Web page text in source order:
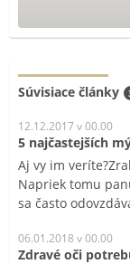
Súvisiace články
12.12.2017 v 00.00
5 najčastejších
Aj vy im
Napriek tomu
sa často
06.01.2018 v 00.00
Zdravé oči